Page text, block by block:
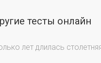
тесты онлайн
лет длилась